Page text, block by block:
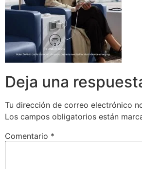
Deja una
Tu dirección de correo electrónico
Los campos obligatorios están
Comentario *